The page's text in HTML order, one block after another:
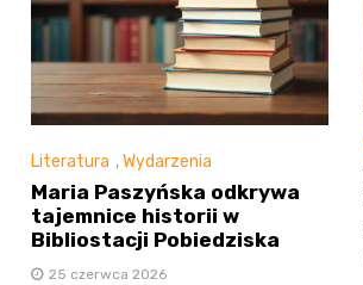
Literatura ,Wydarzenia
Maria Paszyńska odkrywa
tajemnice historii w
Bibliostacji Pobiedziska
25 czerwca 2026